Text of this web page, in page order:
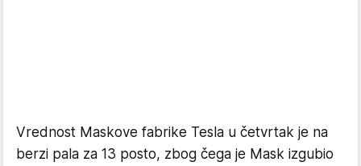
Vrednost Maskove fabrike Tesla u četvrtak je na
berzi pala za 13 posto, zbog čega je Mask izgubio